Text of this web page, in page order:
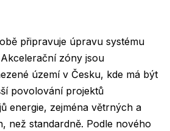
připravuje úpravu systému
zóny jsou
území v Česku, kde má být
povolování projektů
energie, zejména větrných a
než standardně. Podle nového